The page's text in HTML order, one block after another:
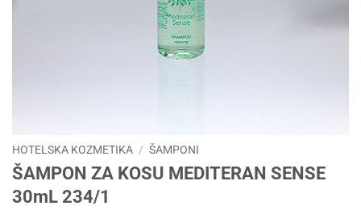
HOTELSKA KOZMETIKA / ŠAMPONI
ŠAMPON ZA KOSU MEDITERAN SENSE
30mL 234/1